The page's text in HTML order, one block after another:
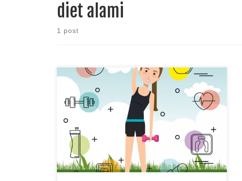
diet alami
1 post
Mempunyai tubuh ideal merupakan impian setiap
orang terutama bagi wanita yang modis tentunya.
Melakukan diet merupakan hal umum yang dilakukan
untuk mendapatkan tubuh ideal. Sebelum diberikan
cara untuk melakukan diet alami ala semut pintar ada
baiknya mengetahui bagaimana tubuh bisa besar.
Memperoleh makanan dan minuman yang berlebih
dengan pembuangan yang […]